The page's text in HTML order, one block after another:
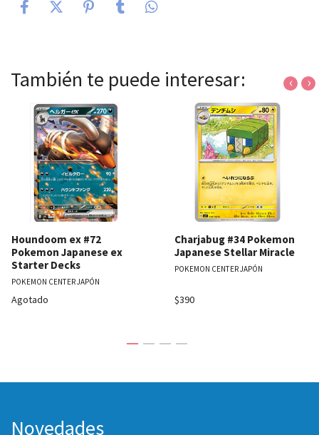
También te puede interesar:
Houndoom ex #72
Pokemon Japanese ex
Starter Decks
POKEMON CENTER JAPÓN
Agotado
Charjabug #34 Pokemon
Japanese Stellar Miracle
POKEMON CENTER JAPÓN
$390
‹ ›
Novedades